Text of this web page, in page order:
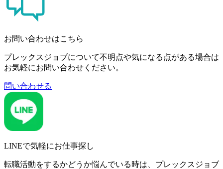
お問い合わせはこちら
プレックスジョブについて不明点や気になる点がある場合は
お気軽にお問い合わせください。
問い合わせる
LINEで気軽にお仕事探し
転職活動をするかどうか悩んでいる時は、プレックスジョブ